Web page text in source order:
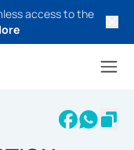
access to the